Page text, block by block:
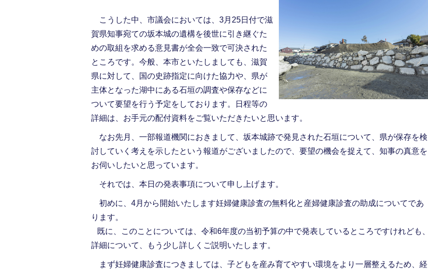
こうした中、市議会においては、3月25日付で滋
賀県知事宛ての坂本城の遺構を後世に引き継ぐた
めの取組を求める意見書が全会一致で可決された
ところです。今般、本市といたしましても、滋賀
県に対して、国の史跡指定に向けた協力や、県が
主体となった湖中にある石垣の調査や保存などに
ついて要望を行う予定をしております。日程等の
詳細は、お手元の配付資料をご覧いただきたいと思います。
なお先月、一部報道機関におきまして、坂本城跡で発見された石垣について、県が保存を検
討していく考えを示したという報道がございましたので、要望の機会を捉えて、知事の真意を
お伺いしたいと思っています。
それでは、本日の発表事項について申し上げます。
初めに、4月から開始いたします妊婦健康診査の無料化と産婦健康診査の助成についてであ
ります。
既に、このことについては、令和6年度の当初予算の中で発表しているところですけれども、
詳細について、もう少し詳しくご説明いたします。
まず妊婦健康診査につきましては、子どもを産み育てやすい環境をより一層整えるため、経